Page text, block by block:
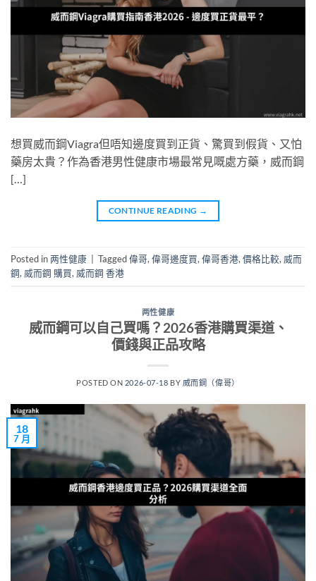
想買威而鋼Viagra但唔知邊度買到正貨、驚買到假貨、又怕
藥房太貴？作為香港男性健康市場最常見嘅處方藥，威而鋼
[…]
CONTINUE READING →
Posted in两性健康 Tagged偉哥, 偉哥邊度買, 偉哥香港, 價格比較, 威而
鋼, 威而鋼 購買, 威而鋼 香港
两性健康
威而鋼可以自己買嗎？2026香港購買渠道、
價錢與正品攻略
POSTED ON 2026-07-18 BY 威而鋼（偉哥）
18
7 月